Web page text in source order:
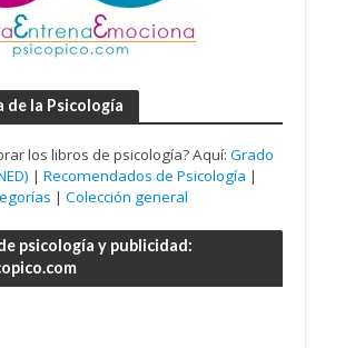
de la Psicología
los libros de psicología? Aquí: Grado
| Recomendados de Psicología |
| Colección general
psicología y publicidad: